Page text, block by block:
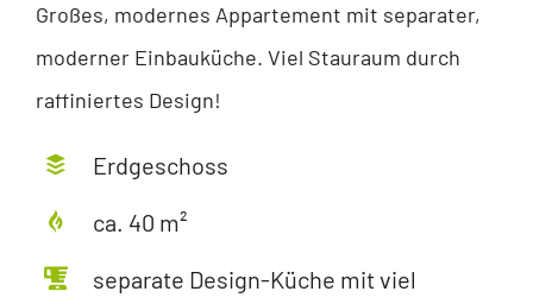
Großes, modernes Appartement mit separater,
moderner Einbauküche. Viel Stauraum durch
raffiniertes Design!
Erdgeschoss
ca. 40 m²
separate Design-Küche mit viel